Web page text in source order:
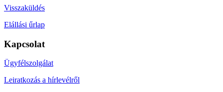
Visszaküldés
Elállási űrlap
Kapcsolat
Ügyfélszolgálat
Leiratkozás a hírlevélről